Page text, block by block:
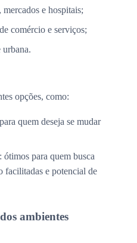
e hospitais;
comércio e serviços;
urbana.
opções, como:
quem deseja se mudar
: ótimos para quem busca
facilitadas e potencial de
ambientes